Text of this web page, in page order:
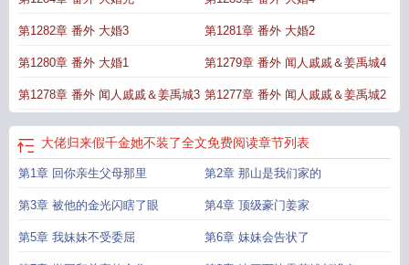
李耕耘爱看的热门霸总文
大佬的真假千金大佬归来假千金她不装了短剧
来假千金她不装了男主身份
假千金她不装了(应该是)大佬归来假千金她不装了作
假千金 大佬归来假千金她不装了讲的什么假千金她不装了大佬她穿成假千金她
来假千金她不装了人物关系图假千金她不装了免费大佬归来假千金她不装了百
度假千金她不装了 骑着猫的小鱼干假千金她不装了 书旗大佬归来假千金她不
装了TXT百度假千金是大佬的心尖宠 大佬归来假千金她不装了关栩栩
假千金大佬她穿成了假千金假千金她不装了关栩栩褚北鹤大佬归来假千金她不
(褚北鹤、关栩栩)假千金她不装了txt 大佬归来大佬归来假千金她不装了人物介
绍 大佬归来假千金她不装了大结局 大佬归来假千金她不装了在线阅读
第1282章 番外 大婚3 第1281章 番外 大婚2
第1280章 番外 大婚1 第1279章 番外 闻人戚戚＆姜禹城4
第1278章 番外 闻人戚戚＆姜禹城3 第1277章 番外 闻人戚戚＆姜禹城2
大佬归来假千金她不装了全文免费阅读章节列表
第1章 回你亲生父母那里 第2章 那山是我们家的
第3章 被他的金光闪瞎了眼 第4章 顶级豪门姜家
第5章 我妹妹不受委屈 第6章 妹妹会告状了